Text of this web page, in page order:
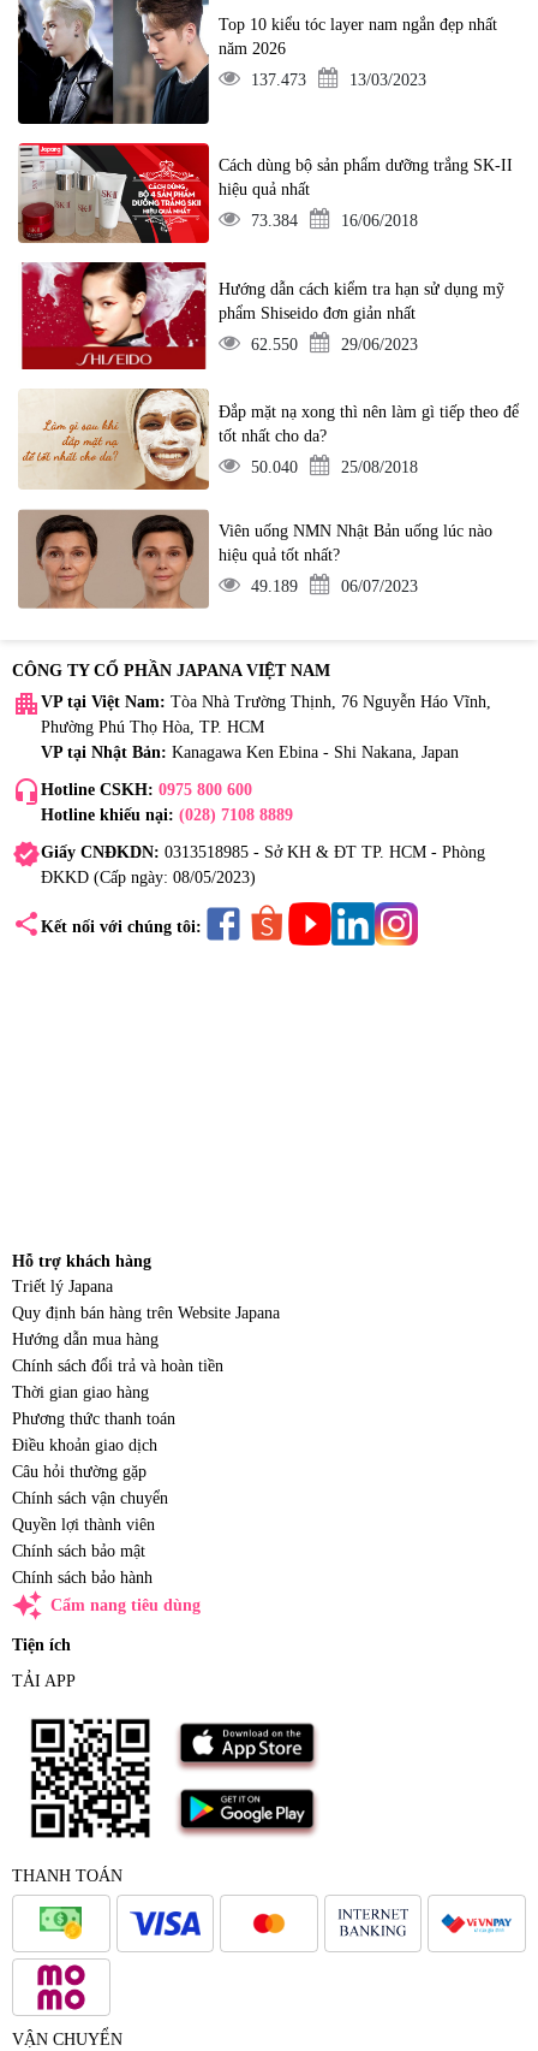
Top 10 kiểu tóc layer nam ngắn đẹp nhất
năm 2026
137.473
13/03/2023
Cách dùng bộ sản phẩm dưỡng trắng SK-II
hiệu quả nhất
73.384
16/06/2018
Hướng dẫn cách kiểm tra hạn sử dụng mỹ
phẩm Shiseido đơn giản nhất
62.550
29/06/2023
Đắp mặt nạ xong thì nên làm gì tiếp theo để
tốt nhất cho da?
50.040
25/08/2018
Viên uống NMN Nhật Bản uống lúc nào
hiệu quả tốt nhất?
49.189
06/07/2023
CÔNG TY CỔ PHẦN JAPANA VIỆT NAM
apartment VP tại Việt Nam: Tòa Nhà Trường Thịnh, 76 Nguyễn Háo Vĩnh,
Phường Phú Thọ Hòa, TP. HCM
VP tại Nhật Bản: Kanagawa Ken Ebina - Shi Nakana, Japan
headset_mic Hotline CSKH: 0975 800 600
Hotline khiếu nại: (028) 7108 8889
verifiedGiấy CNĐKDN: 0313518985 - Sở KH & ĐT TP. HCM - Phòng
ĐKKD (Cấp ngày: 08/05/2023)
share Kết nối với chúng tôi:
Hỗ trợ khách hàng
Triết lý Japana
Quy định bán hàng trên Website Japana
Hướng dẫn mua hàng
Chính sách đổi trả và hoàn tiền
Thời gian giao hàng
Phương thức thanh toán
Điều khoản giao dịch
Câu hỏi thường gặp
Chính sách vận chuyển
Quyền lợi thành viên
Chính sách bảo mật
Chính sách bảo hành
auto_awesome Cẩm nang tiêu dùng
Tiện ích
TẢI APP
THANH TOÁN
VẬN CHUYỂN